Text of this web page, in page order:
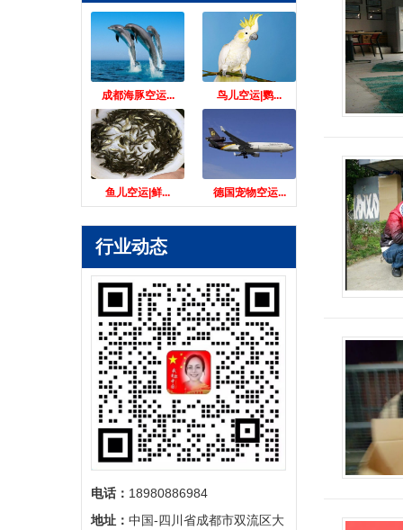
成都海豚空运... 鸟儿空运|鹦...
鱼儿空运|鲜... 德国宠物空运...
行业动态
电话： 18980886984
地址： 中国-四川省成都市双流区大